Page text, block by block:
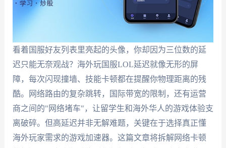
看着国服好友列表里亮起的头像，你却因为三位数的延
迟只能无奈观战？海外玩国服LOL延迟就像无形的屏
障，每次闪现撞墙、技能卡顿都在提醒你物理距离的残
酷。网络路由的复杂跳转，国际带宽的限制，还有运营
商之间的"网络堵车"，让留学生和海外华人的游戏体验支
离破碎。但高延迟并非无解难题，关键在于选择真正懂
海外玩家需求的游戏加速器。这篇文章将拆解网络卡顿